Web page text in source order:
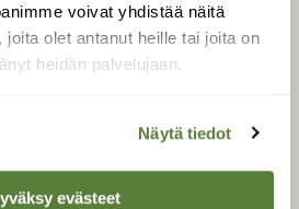
voivat yhdistää näitä
joita olet antanut heille tai joita on
heidän palvelujaan.
Näytä tiedot
evästeet
SUOMEN LUONNON­
SUOJELU­LIITTO
Suomen Luonto -lehden
luonnonsuojelu­liitto.